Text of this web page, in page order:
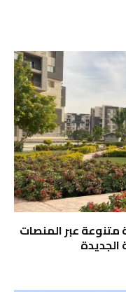
عبر المنصات
الجديدة